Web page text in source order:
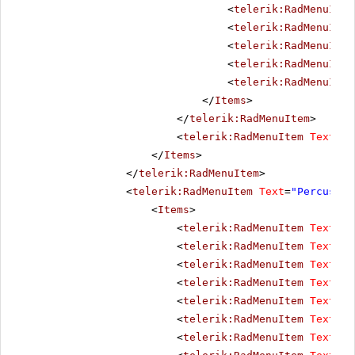
<telerik:RadMenuItem
<telerik:RadMenuItem
<telerik:RadMenuItem
<telerik:RadMenuItem
<telerik:RadMenuItem
</Items>
</telerik:RadMenuItem>
<telerik:RadMenuItem Text
</Items>
</telerik:RadMenuItem>
<telerik:RadMenuItem Text=
<Items>
<telerik:RadMenuItem Text
<telerik:RadMenuItem Text
<telerik:RadMenuItem Text
<telerik:RadMenuItem Text
<telerik:RadMenuItem Text
<telerik:RadMenuItem Text
<telerik:RadMenuItem Text